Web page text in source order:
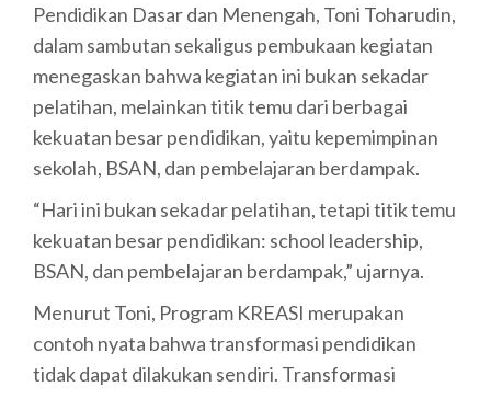
Pendidikan Dasar dan Menengah, Toni Toharudin,
dalam sambutan sekaligus pembukaan kegiatan
menegaskan bahwa kegiatan ini bukan sekadar
pelatihan, melainkan titik temu dari berbagai
kekuatan besar pendidikan, yaitu kepemimpinan
sekolah, BSAN, dan pembelajaran berdampak.
“Hari ini bukan sekadar pelatihan, tetapi titik temu
kekuatan besar pendidikan: school leadership,
BSAN, dan pembelajaran berdampak,” ujarnya.
Menurut Toni, Program KREASI merupakan
contoh nyata bahwa transformasi pendidikan
tidak dapat dilakukan sendiri. Transformasi